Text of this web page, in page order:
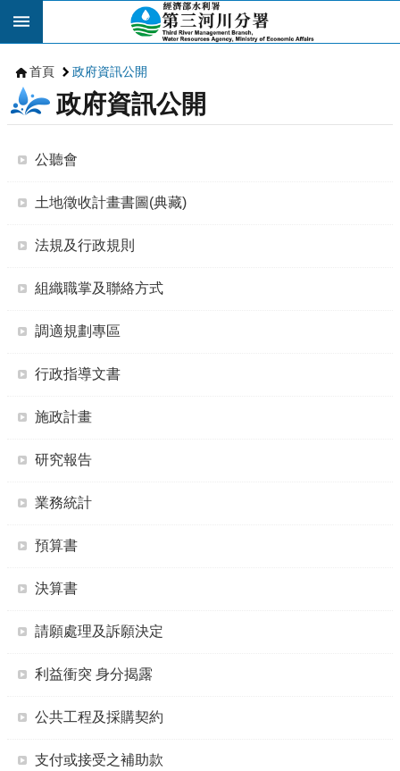
跳到主要內容區塊
首頁 政府資訊公開
政府資訊公開
公聽會
土地徵收計畫書圖(典藏)
法規及行政規則
組織職掌及聯絡方式
調適規劃專區
行政指導文書
施政計畫
研究報告
業務統計
預算書
決算書
請願處理及訴願決定
利益衝突 身分揭露
公共工程及採購契約
支付或接受之補助款